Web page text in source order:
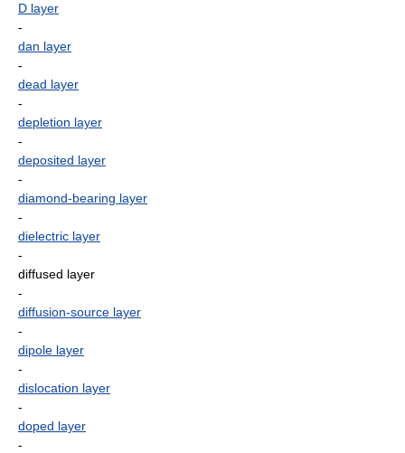
D layer
-
dan layer
-
dead layer
-
depletion layer
-
deposited layer
-
diamond-bearing layer
-
dielectric layer
-
diffused layer
-
diffusion-source layer
-
dipole layer
-
dislocation layer
-
doped layer
-